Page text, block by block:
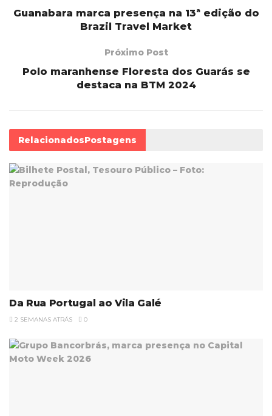
Guanabara marca presença na 13ª edição do
Brazil Travel Market
Próximo Post
Polo maranhense Floresta dos Guarás se
destaca na BTM 2024
RelacionadosPostagens
Da Rua Portugal ao Vila Galé
2 SEMANAS ATRÁS 0